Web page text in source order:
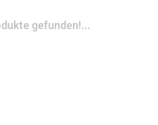
gefunden!...